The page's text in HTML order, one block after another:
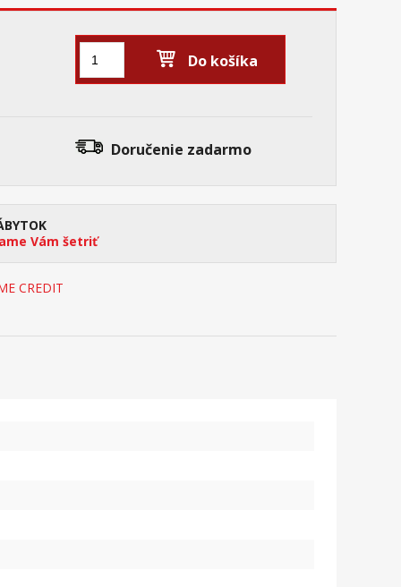
Do košíka
Doručenie zadarmo
Vám šetriť
CREDIT